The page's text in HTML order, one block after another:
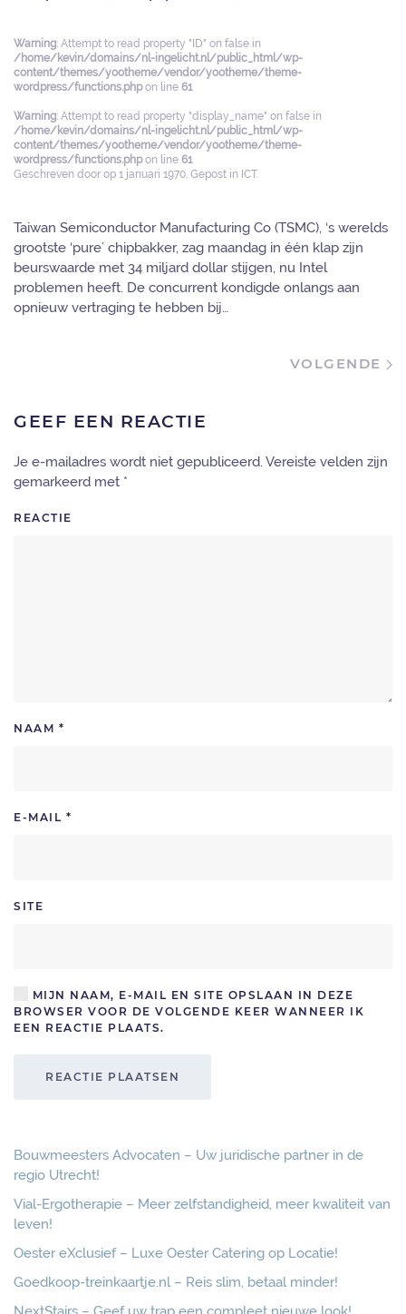
Warning: Attempt to read property "ID" on false in
/home/kevin/domains/nl-ingelicht.nl/public_html/wp-
content/themes/yootheme/vendor/yootheme/theme-
wordpress/functions.phpon line 61
Warning: Attempt to read property "display_name" on false in
/home/kevin/domains/nl-ingelicht.nl/public_html/wp-
content/themes/yootheme/vendor/yootheme/theme-
wordpress/functions.phpon line 61
Geschreven door op 1 januari 1970 . Gepost in ICT.
Taiwan Semiconductor Manufacturing Co (TSMC), ‘s werelds
grootste ‘pure’ chipbakker, zag maandag in één klap zijn
beurswaarde met 34 miljard dollar stijgen, nu Intel
problemen heeft. De concurrent kondigde onlangs aan
opnieuw vertraging te hebben bij…
VOLGENDE
GEEF EEN REACTIE
Je e-mailadres wordt niet gepubliceerd. Vereiste velden zijn
gemarkeerd met *
REACTIE
NAAM *
E-MAIL *
SITE
MIJN NAAM, E-MAIL EN SITE OPSLAAN IN DEZE
BROWSER VOOR DE VOLGENDE KEER WANNEER IK
EEN REACTIE PLAATS.
REACTIE PLAATSEN
Bouwmeesters Advocaten – Uw juridische partner in de
regio Utrecht!
Vial-Ergotherapie – Meer zelfstandigheid, meer kwaliteit van
leven!
Oester eXclusief – Luxe Oester Catering op Locatie!
Goedkoop-treinkaartje.nl – Reis slim, betaal minder!